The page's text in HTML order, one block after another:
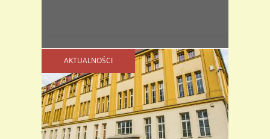
AKTUALNOŚCI